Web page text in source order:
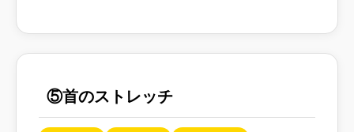
⑤首のストレッチ